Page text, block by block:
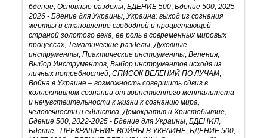
бдение,Основные разделы,БДЕНИЕ 500,Бдение 500, 2025-
2026 - Бдение для Украины,Украина: выход из сознания
жертвы и становление свободной и процветающей
страной золотого века, ее роль в современных мировых
процессах, Тематические разделы,Духовные
инструменты,Практические инструменты,Веления,
Выбор Инструментов,Выбор инструментов исходя из
личных потребностей,СПИСОК ВЕЛЕНИЙ ПО ЛУЧАМ,
Война в Украине – возможность совершить сдвиг в
коллективном сознании от воинственного менталитета
и нечувствительности к жизни к сознанию мира,
человечности и единства,Демократия и Христобытие,
Бдение 500, 2022-2025 - Бдение для Украины,БДЕНИЯ,
Бдение - ПРЕКРАЩЕНИЕ ВОЙНЫ В УКРАИНЕ,БДЕНИЕ 500,